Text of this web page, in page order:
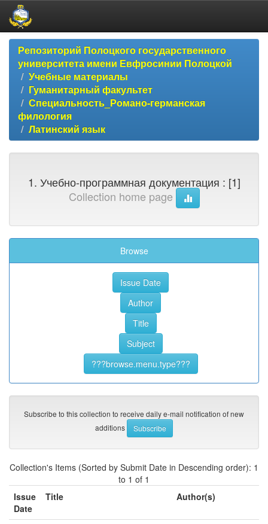
Skip
navigationРепозиторий Полоцкого государственного
университета имени Евфросинии Полоцкой
Учебные материалы
Гуманитарный факультет
Специальность_Романо-германская
филология
Латинский язык
1. Учебно-программная документация : [1]
Collection home page
Browse
Subscribe to this collection to receive daily e-mail notification of new
additions
Collection's Items (Sorted by Submit Date in Descending order): 1
to 1 of 1
Issue
Date
Title Author(s)